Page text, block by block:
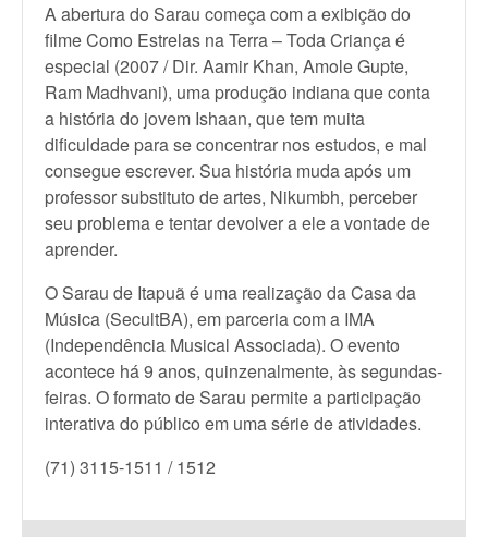
A abertura do Sarau começa com a exibição do
filme Como Estrelas na Terra – Toda Criança é
especial (2007 / Dir. Aamir Khan, Amole Gupte,
Ram Madhvani), uma produção indiana que conta
a história do jovem Ishaan, que tem muita
dificuldade para se concentrar nos estudos, e mal
consegue escrever. Sua história muda após um
professor substituto de artes, Nikumbh, perceber
seu problema e tentar devolver a ele a vontade de
aprender.
O Sarau de Itapuã é uma realização da Casa da
Música (SecultBA), em parceria com a IMA
(Independência Musical Associada). O evento
acontece há 9 anos, quinzenalmente, às segundas-
feiras. O formato de Sarau permite a participação
interativa do público em uma série de atividades.
(71) 3115-1511 / 1512